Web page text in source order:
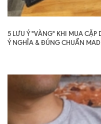
5 LƯU Ý "VÀNG" KHI MUA CẶP
Ý NGHĨA & ĐÚNG CHUẨN